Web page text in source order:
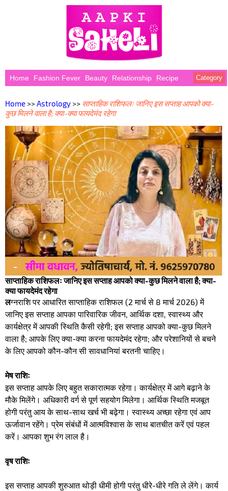
Home Fashion Fever Beauty Relationship Recipe Category
Home >>Astrology >> साप्ताहिक राशिफलः जानिए इस सप्ताह आपको क्या-
कुछ मिलने वाला है; क्या-क्या फायदेमंद रहेगा
साप्ताहिक राशिफलः जानिए इस सप्ताह आपको क्या-कुछ मिलने वाला है; क्या-
क्या फायदेमंद रहेगा
लग्नराशि पर आधारित साप्ताहिक राशिफल (2 मार्च से 8 मार्च 2026) में
जानिए इस सप्ताह आपका पारिवारिक जीवन, आर्थिक दशा, स्वास्थ्य और
कार्यक्षेत्र में आपकी स्थिति कैसी रहेगी; इस सप्ताह आपको क्या-कुछ मिलने
वाला है; आपके लिए क्या-क्या करना फायदेमंद रहेगा; और परेशानियों से बचने
के लिए आपको कौन-कौन सी सावधानियां बरतनी चाहिए।
मेष राशिः
इस सप्ताह आपके लिए बहुत सकारात्मक रहेगा। कार्यक्षेत्र में आगे बढ़ाने के
मौके मिलेंगे। अधिकारी वर्ग से पूर्ण सहयोग मिलेगा। आर्थिक स्थिति मजबूत
होगी परंतु आय के साथ-साथ खर्च भी बढ़ेगा। स्वास्थ्य अच्छा रहेगा एवं आप
ऊर्जावान रहेंगे। प्रेम संबंधों में आत्मविश्वास के साथ बातचीत करें एवं पहल
करें। आपका शुभ रंग लाल है।
वृष राशिः
इस सप्ताह आपकी शुरुआत थोड़ी धीमी होगी परंतु धीरे-धीरे गति ले लेंगे। कार्य